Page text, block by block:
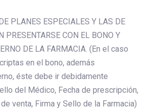
PLANES ESPECIALES Y LAS DE
PRESENTARSE CON EL BONO Y
DE LA FARMACIA. (En el caso
en el bono, además
éste debe ir debidamente
del Médico, Fecha de prescripción,
venta, Firma y Sello de la Farmacia)